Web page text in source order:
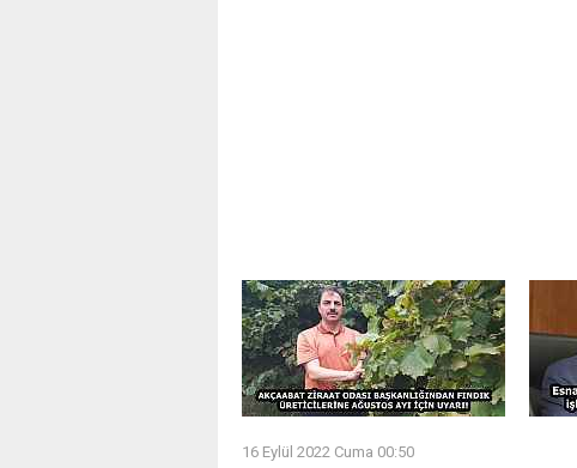
16 Eylül 2022 Cuma 00:50